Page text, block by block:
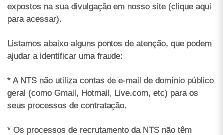
expostos na sua divulgação em nosso site (clique aqui
para acessar).
Listamos abaixo alguns pontos de atenção, que podem
ajudar a identificar uma fraude:
* A NTS não utiliza contas de e-mail de domínio público
geral (como Gmail, Hotmail, Live.com, etc) para os
seus processos de contratação.
* Os processos de recrutamento da NTS não têm